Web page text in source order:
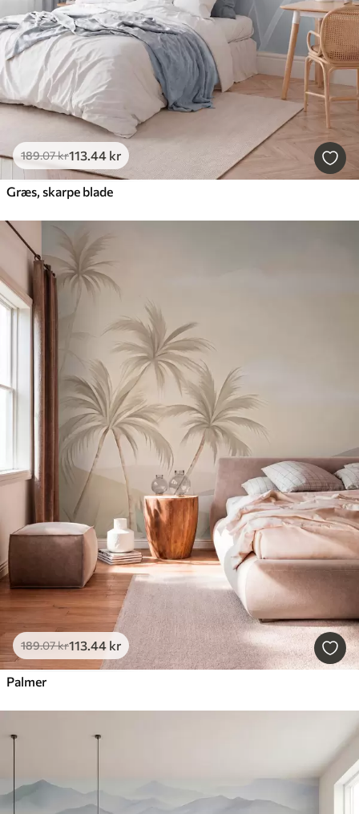
189.07kr113.44 kr
Græs, skarpe blade
189.07kr113.44 kr
Palmer